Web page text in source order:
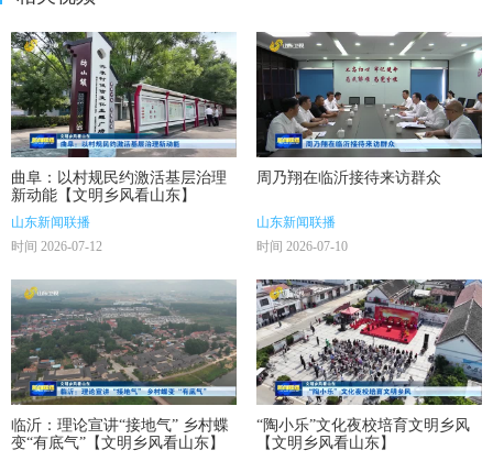
曲阜：以村规民约激活基层治理
新动能【文明乡风看山东】
山东新闻联播
时间 2026-07-12
周乃翔在临沂接待来访群众
山东新闻联播
时间 2026-07-10
临沂：理论宣讲“接地气” 乡村蝶
变“有底气”【文明乡风看山东】
“陶小乐”文化夜校培育文明乡风
【文明乡风看山东】